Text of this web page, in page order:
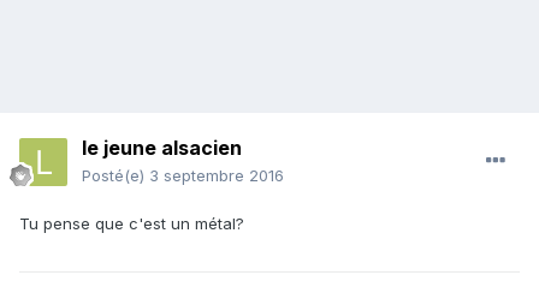
le jeune alsacien
Posté(e) 3 septembre 2016
Tu pense que c'est un métal?